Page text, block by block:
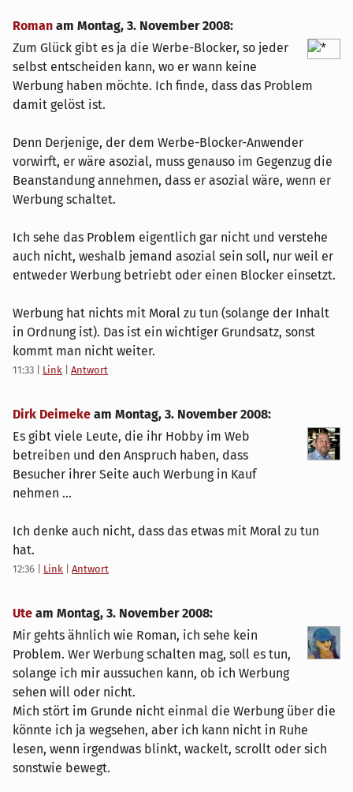
Roman am Montag, 3. November 2008:
Zum Glück gibt es ja die Werbe-Blocker, so jeder
selbst entscheiden kann, wo er wann keine
Werbung haben möchte. Ich finde, dass das Problem
damit gelöst ist.
Denn Derjenige, der dem Werbe-Blocker-Anwender
vorwirft, er wäre asozial, muss genauso im Gegenzug die
Beanstandung annehmen, dass er asozial wäre, wenn er
Werbung schaltet.
Ich sehe das Problem eigentlich gar nicht und verstehe
auch nicht, weshalb jemand asozial sein soll, nur weil er
entweder Werbung betriebt oder einen Blocker einsetzt.
Werbung hat nichts mit Moral zu tun (solange der Inhalt
in Ordnung ist). Das ist ein wichtiger Grundsatz, sonst
kommt man nicht weiter.
11:33 Link Antwort
Dirk Deimeke am Montag, 3. November 2008:
Es gibt viele Leute, die ihr Hobby im Web
betreiben und den Anspruch haben, dass
Besucher ihrer Seite auch Werbung in Kauf
nehmen ...
Ich denke auch nicht, dass das etwas mit Moral zu tun
hat.
12:36 Link Antwort
Ute am Montag, 3. November 2008:
Mir gehts ähnlich wie Roman, ich sehe kein
Problem. Wer Werbung schalten mag, soll es tun,
solange ich mir aussuchen kann, ob ich Werbung
sehen will oder nicht.
Mich stört im Grunde nicht einmal die Werbung über die
könnte ich ja wegsehen, aber ich kann nicht in Ruhe
lesen, wenn irgendwas blinkt, wackelt, scrollt oder sich
sonstwie bewegt.